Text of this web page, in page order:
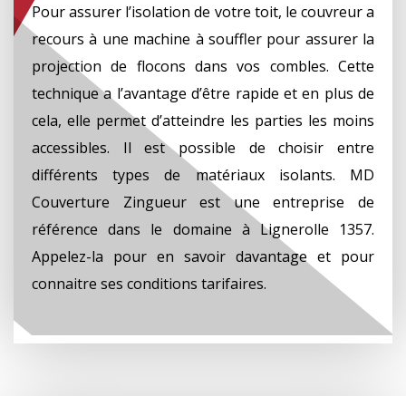
Pour assurer l’isolation de votre toit, le couvreur a
recours à une machine à souffler pour assurer la
projection de flocons dans vos combles. Cette
technique a l’avantage d’être rapide et en plus de
cela, elle permet d’atteindre les parties les moins
accessibles. Il est possible de choisir entre
différents types de matériaux isolants. MD
Couverture Zingueur est une entreprise de
référence dans le domaine à Lignerolle 1357.
Appelez-la pour en savoir davantage et pour
connaitre ses conditions tarifaires.